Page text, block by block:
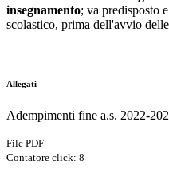
insegnamento; va predisposto
scolastico, prima dell'avvio
Allegati
Adempimenti fine a.s. 2022-
File PDF
Contatore click: 8